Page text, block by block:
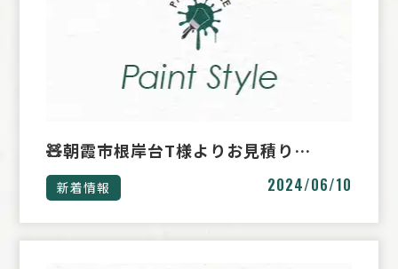
🧸朝霞市根岸台T様よりお見積り…
新着情報 2024/06/10